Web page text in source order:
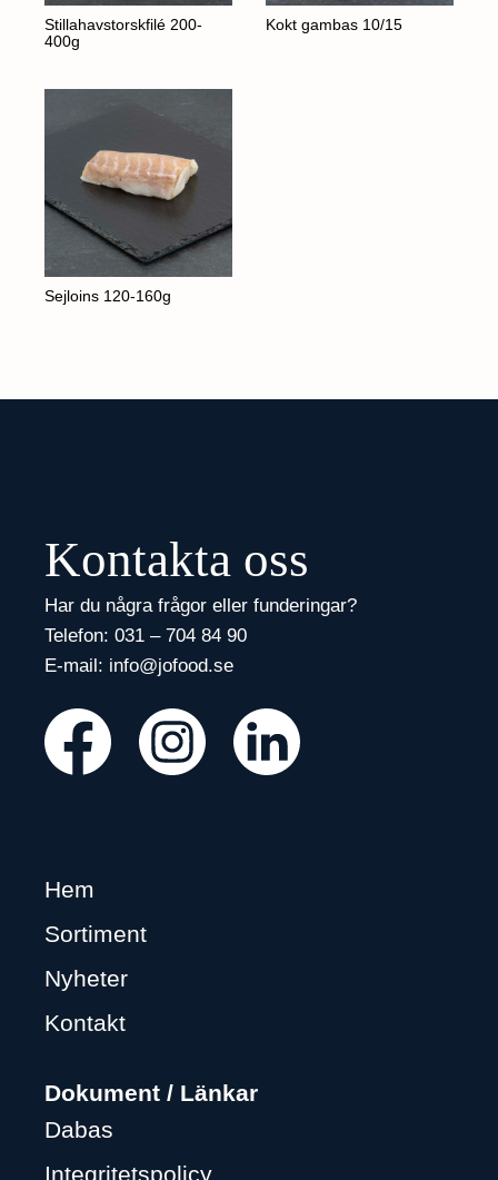
Stillahavstorskfilé 200-
400g
Kokt gambas 10/15
Sejloins 120-160g
Kontakta oss
Har du några frågor eller funderingar?
Telefon: 031 – 704 84 90
E-mail: info@jofood.se
Hem
Sortiment
Nyheter
Kontakt
Dokument / Länkar
Dabas
Integritetspolicy